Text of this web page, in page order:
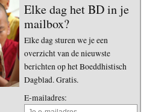
Elke dag het BD in je
mailbox?
Elke dag sturen we je een
overzicht van de nieuwste
berichten op het Boeddhistisch
Dagblad. Gratis.
E-mailadres: